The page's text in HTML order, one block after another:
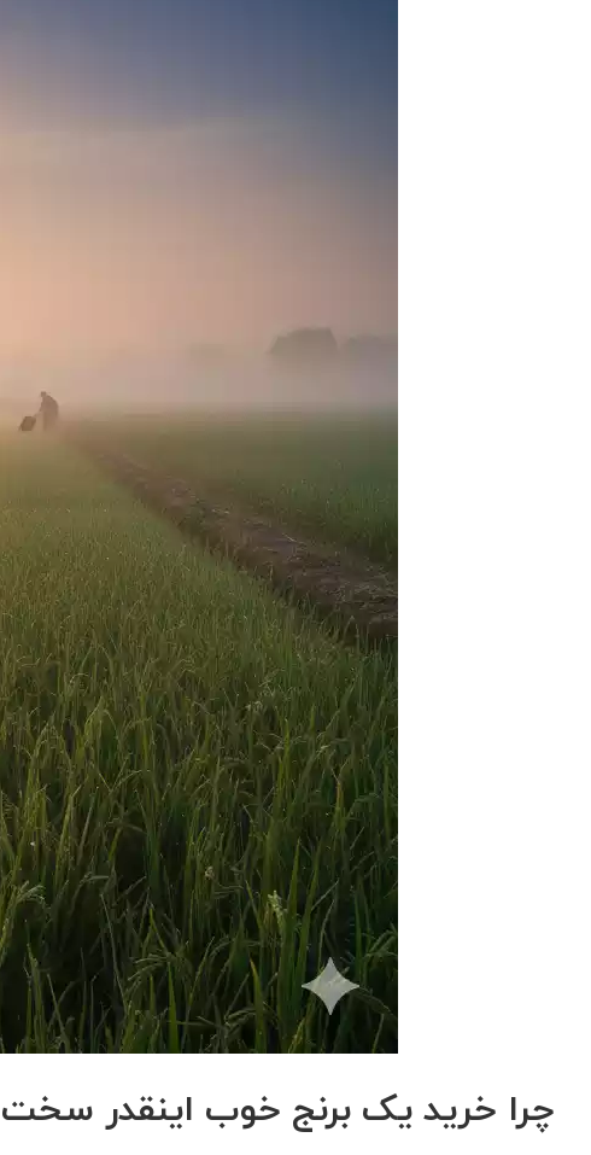
چرا خرید یک برنج خوب اینقدر